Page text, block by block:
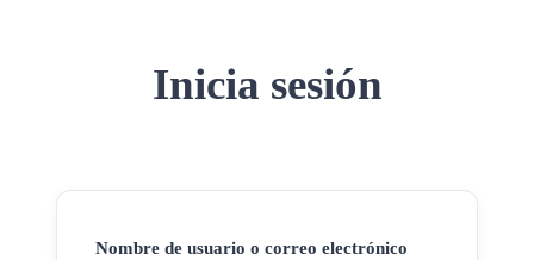
Inicia sesión
Nombre de usuario o correo electrónico